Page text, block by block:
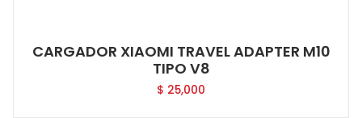
CARGADOR XIAOMI TRAVEL ADAPTER M10
TIPO V8
$ 25,000